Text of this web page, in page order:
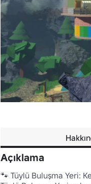
Açıklama
🐾 Tüylü Buluşma Yeri: